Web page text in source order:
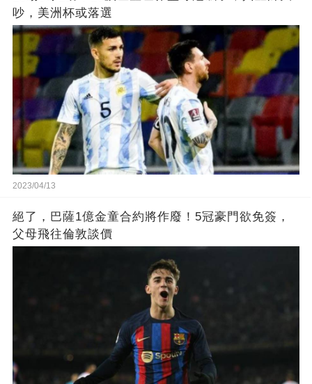
吵，美洲杯或落選
2023/04/13
絕了，巴薩1億金童合約將作廢！5冠豪門欲免簽，
父母飛往倫敦談價